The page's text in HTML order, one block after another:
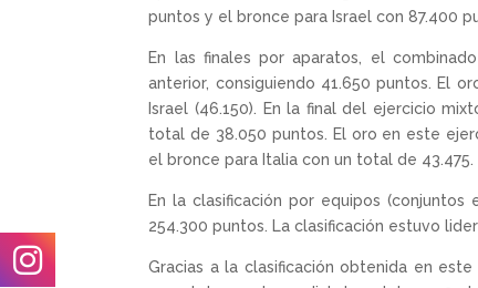
puntos y el bronce para Israel con 87.400
En las finales por aparatos, el
anterior, consiguiendo 41.650 puntos. El
Israel (46.150). En la final del ejercicio
total de 38.050 puntos. El oro en este
el bronce para Italia con un total de 43.475.
En la clasificación por equipos (conjuntos
254.300 puntos. La clasificación estuvo
Gracias a la clasificación obtenida en